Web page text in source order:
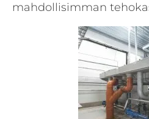
mahdollisimman